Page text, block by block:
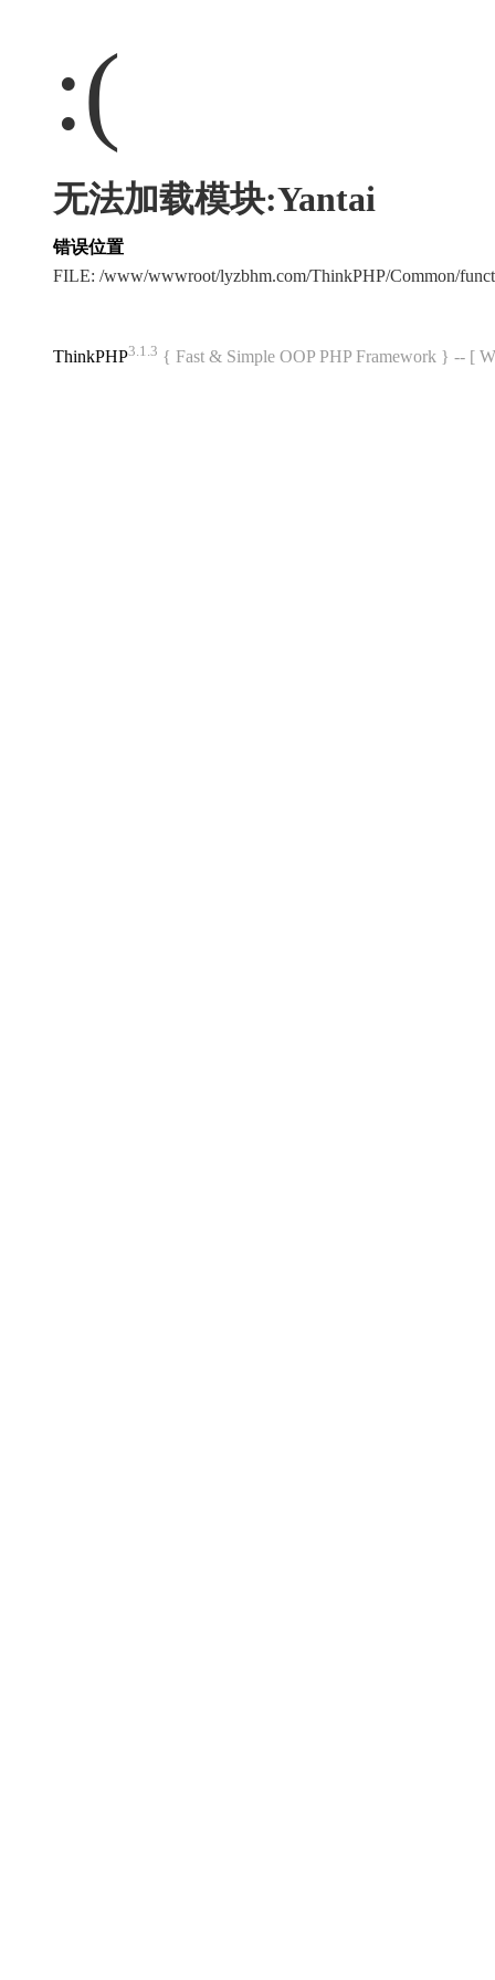
:(
无法加载模块:Yantai
错误位置
FILE: /www/wwwroot/lyzbhm.com/ThinkPHP/Common/
ThinkPHP3.1.3 { Fast & Simple OOP PHP Framework } -- [